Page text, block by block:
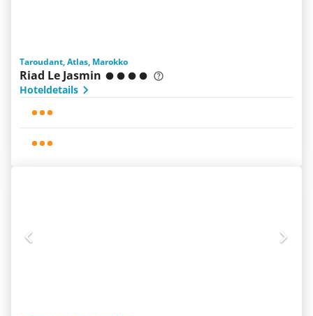
Taroudant, Atlas, Marokko
Riad Le Jasmin
Hoteldetails